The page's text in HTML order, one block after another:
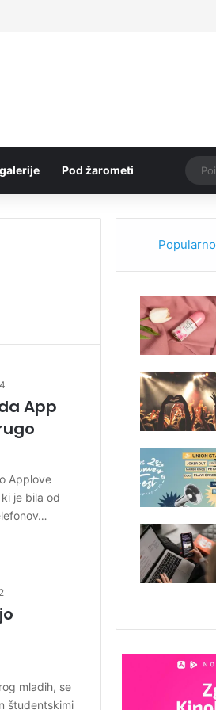
Pod žarometi
App
Applove
je bila od
mladih, se
študentskimi
Popularno